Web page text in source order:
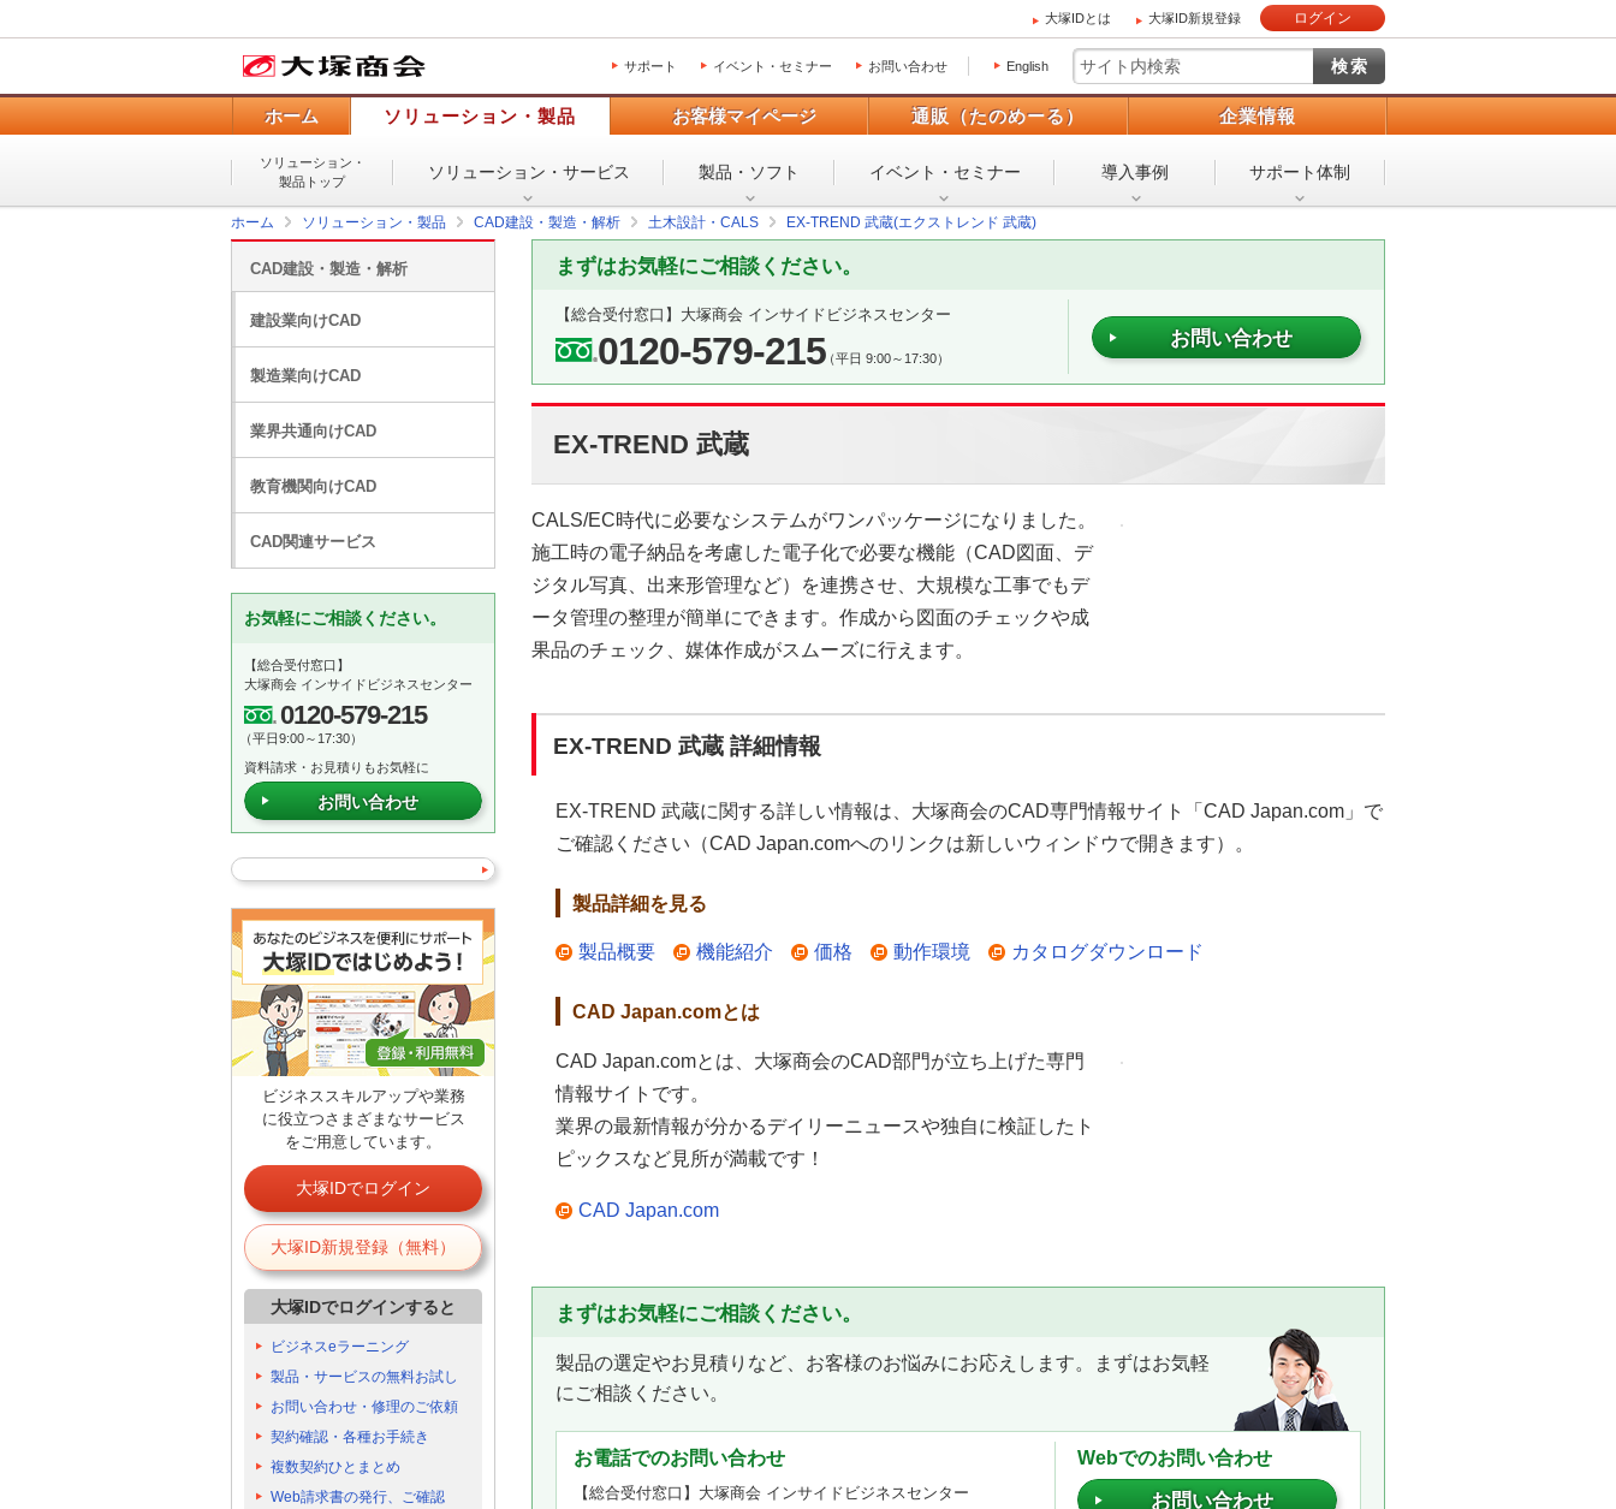
大塚IDとは 大塚ID新規登録 ログイン
サポート イベント・セミナー お問い合わせ English
ホーム ソリューション・製品 お客様マイページ 通販（たのめーる） 企業情報
ソリューション・
製品トップ
ソリューション・ サービス 製品・ソフト イベント・ セミナー 導入事例 サポート体制
ホーム ソリューション・製品 CAD建設・製造・解析 土木設計・CALS EX-TREND 武蔵(エクストレンド 武蔵)
まずはお気軽にご相談ください。
【総合受付窓口】 大塚商会 インサイドビジネスセンター
0120-579-215（平日 9:00～17:30）
お問い合わせ
EX-TREND 武蔵
CALS/EC時代に必要なシステムがワンパッケージになりました。
施工時の電子納品を考慮した電子化で必要な機能（CAD図面、デ
ジタル写真、出来形管理など）を連携させ、大規模な工事でもデ
ータ管理の整理が簡単にできます。作成から図面のチェックや成
果品のチェック、媒体作成がスムーズに行えます。
EX-TREND 武蔵 詳細情報
EX-TREND 武蔵に関する詳しい情報は、大塚商会のCAD専門情報サイト「CAD Japan.com」で
ご確認ください（CAD Japan.comへのリンクは新しいウィンドウで開きます）。
製品詳細を見る
製品概要 機能紹介 価格 動作環境 カタログダウンロード
CAD Japan.comとは
CAD Japan.comとは、大塚商会のCAD部門が立ち上げた専門
情報サイトです。
業界の最新情報が分かるデイリーニュースや独自に検証したト
ピックスなど見所が満載です！
CAD Japan.com
まずはお気軽にご相談ください。
製品の選定やお見積りなど、お客様のお悩みにお応えします。まずはお気軽
にご相談ください。
お電話でのお問い合わせ
【総合受付窓口】 大塚商会 インサイドビジネスセンター
Webでのお問い合わせ
お問い合わせ
CAD建設・製造・解析
建設業向けCAD
製造業向けCAD
業界共通向けCAD
教育機関向けCAD
CAD関連サービス
お気軽にご相談ください。
【総合受付窓口】
大塚商会 インサイドビジネスセンター
0120-579-215
（平日9:00～17:30）
資料請求・お見積りもお気軽に
お問い合わせ
ビジネススキルアップや業務
に役立つさまざまなサービス
をご用意しています。
大塚IDでログイン
大塚ID新規登録（無料）
大塚IDでログインすると
ビジネスeラーニング
製品・サービスの無料お試し
お問い合わせ・修理のご依頼
契約確認・各種お手続き
複数契約ひとまとめ
Web請求書の発行、ご確認